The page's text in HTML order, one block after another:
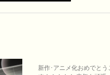
新作･アニメ化おめでとう